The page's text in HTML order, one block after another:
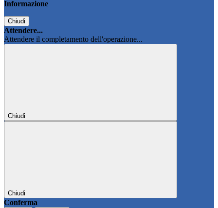
Informazione
Chiudi
Attendere...
Attendere il completamento dell'operazione...
Chiudi
Chiudi
Conferma